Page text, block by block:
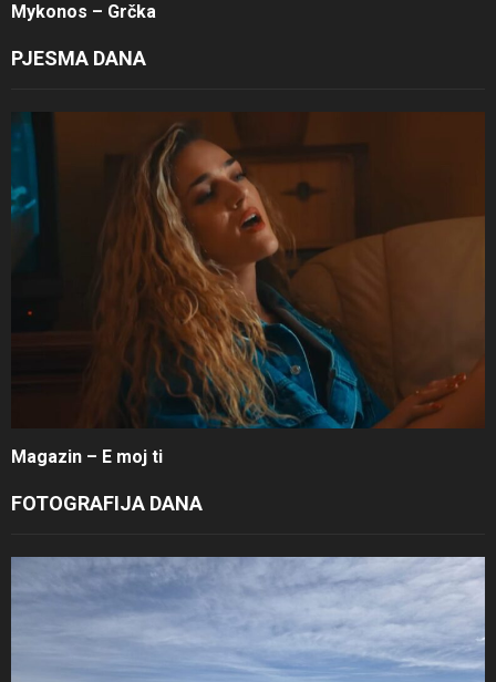
Mykonos – Grčka
PJESMA DANA
Magazin – E moj ti
FOTOGRAFIJA DANA